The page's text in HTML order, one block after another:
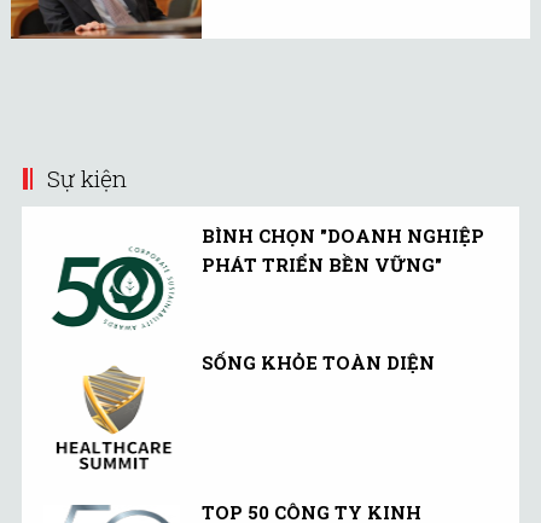
Sự kiện
BÌNH CHỌN "DOANH NGHIỆP
PHÁT TRIỂN BỀN VỮNG"
SỐNG KHỎE TOÀN DIỆN
TOP 50 CÔNG TY KINH